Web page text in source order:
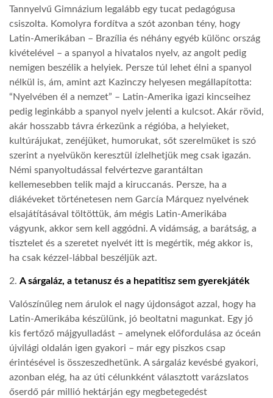
Tannyelvű Gimnázium legalább egy tucat pedagógusa
csiszolta. Komolyra fordítva a szót azonban tény, hogy
Latin-Amerikában – Brazília és néhány egyéb különc ország
kivételével – a spanyol a hivatalos nyelv, az angolt pedig
nemigen beszélik a helyiek. Persze túl lehet élni a spanyol
nélkül is, ám, amint azt Kazinczy helyesen megállapította:
“Nyelvében él a nemzet” – Latin-Amerika igazi kincseihez
pedig leginkább a spanyol nyelv jelenti a kulcsot. Akár rövid,
akár hosszabb távra érkezünk a régióba, a helyieket,
kultúrájukat, zenéjüket, humorukat, sőt szerelmüket is szó
szerint a nyelvükön keresztül ízlelhetjük meg csak igazán.
Némi spanyoltudással felvértezve garantáltan
kellemesebben telik majd a kiruccanás. Persze, ha a
diákéveket történetesen nem García Márquez nyelvének
elsajátításával töltöttük, ám mégis Latin-Amerikába
vágyunk, akkor sem kell aggódni. A vidámság, a barátság, a
tisztelet és a szeretet nyelvét itt is megértik, még akkor is,
ha csak kézzel-lábbal beszéljük azt.
2. A sárgaláz, a tetanusz és a hepatitisz sem gyerekjáték
Valószínűleg nem árulok el nagy újdonságot azzal, hogy ha
Latin-Amerikába készülünk, jó beoltatni magunkat. Egy jó
kis fertőző májgyulladást – amelynek előfordulása az óceán
újvilági oldalán igen gyakori – már egy piszkos csap
érintésével is összeszedhetünk. A sárgaláz kevésbé gyakori,
azonban elég, ha az úti célunkként választott varázslatos
őserdő pár millió hektárján egy megbetegedést